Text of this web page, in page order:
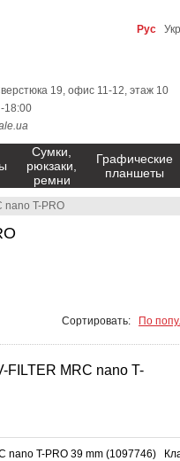
nano T-PRO
Сортировать: По
FILTER MRC nano T-
nano T-PRO 39 mm (1097746)
Рус Укр
19, офис 11-12, этаж 10
18:00
Сумки,
рюкзаки,
ремни
Графические
планшеты